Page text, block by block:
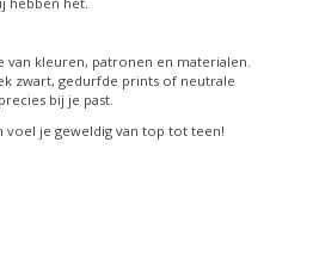
van kleuren, patronen en materialen.
zwart, gedurfde prints of neutrale
bij je past.
voel je geweldig van top tot teen!